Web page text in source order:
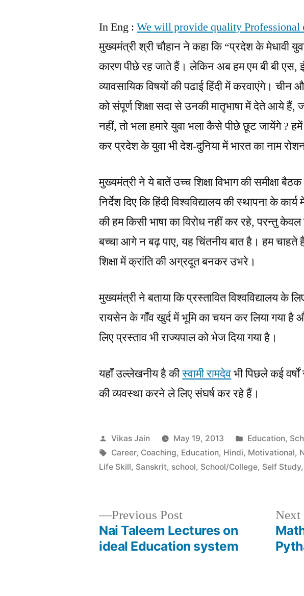
In Eng :We will provide quality
मुख्यमंत्री श्री चौहान ने कहा कि “प्रदेश के मेधावी
कारण पीछे रह जाते हैं। लेकिन अब हम एम बी बी एस,
व्यावसायिक विषयों की पढाई हिंदी में करवाएंगे।
को संपूर्ण शिक्षा सदा से उनकी मातृभाषा में देते आये
नहीं, तो भला हमारे युवा भला कैसे पीछे छूट जायेंगे ? हमें
कर प्रदेश के युवा भी देश-दुनिया में भारत का नाम
मुख्यमंत्री ने ये बातें उच्च शिक्षा विभाग की समीक्षा
निर्देश दिए कि हिंदी विश्वविद्यालय की स्थापना के
की हम किसी भाषा का विरोध नहीं कर रहे, परन्तु
बच्चा आगे न बढ़ पाए, यह चिंतनीय बात है। हम चाहते हैं
शिक्षा में क्रांति की अग्रदूत बनकर उभरे।
मुख्यमंत्री ने बताया कि प्रस्तावित विश्वविद्यालय के
रायसेन के गाँव खुर्द में भूमि का चयन कर लिया गया
लिए प्रस्ताव भी राज्यपाल को भेज दिया गया है।
यहाँ उल्लेखनीय है कीस्वामी रामदेवभी पिछले कई वर्षों
की व्यवस्था करने ले लिए संघर्ष कर रहे हैं।
Posted
by
Vikas Jain May 19, 2013
Posted
in
Education,
Tags:
Career, Coaching, Education, Hindi, Motivational,
Life Skill, Sanskrit, school, School/College, Self Study,
Previous PostPrevious
post:
Nai Taleem Lectures on
ideal Education system
Next